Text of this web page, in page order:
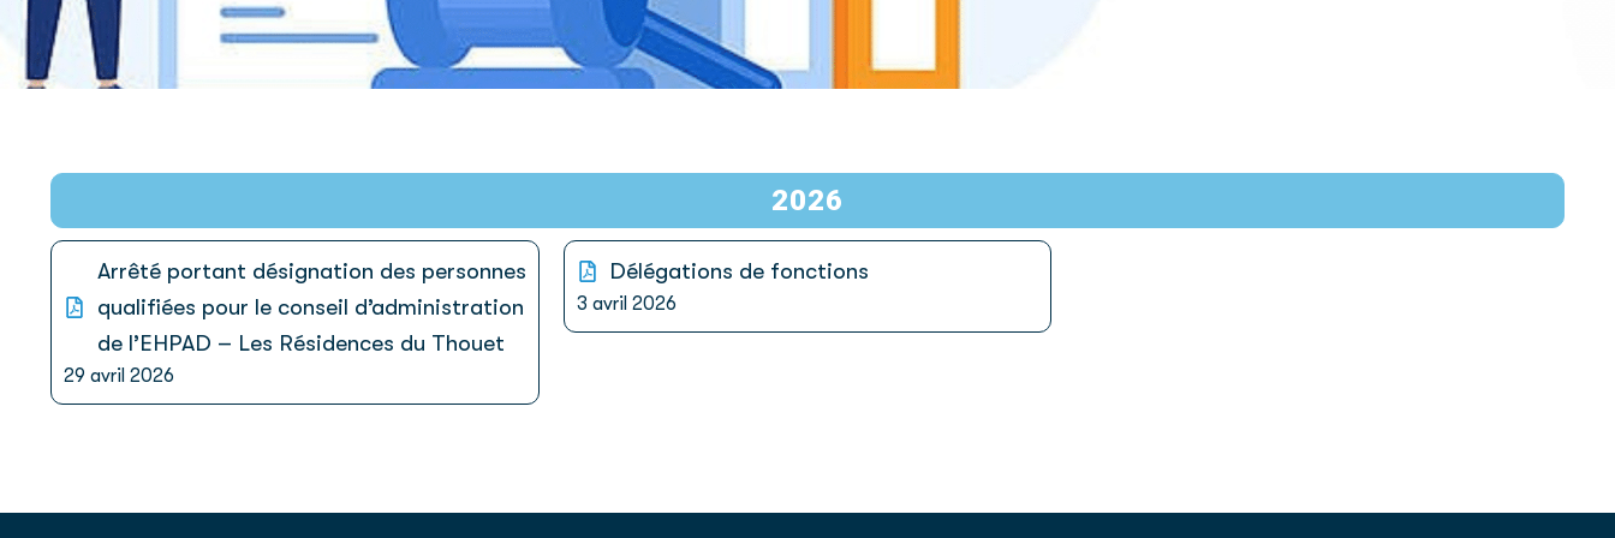
2026
Arrêté portant désignation des personnes
qualifiées pour le conseil d’administration
de l’EHPAD – Les Résidences du Thouet
29 avril 2026
Délégations de fonctions
3 avril 2026